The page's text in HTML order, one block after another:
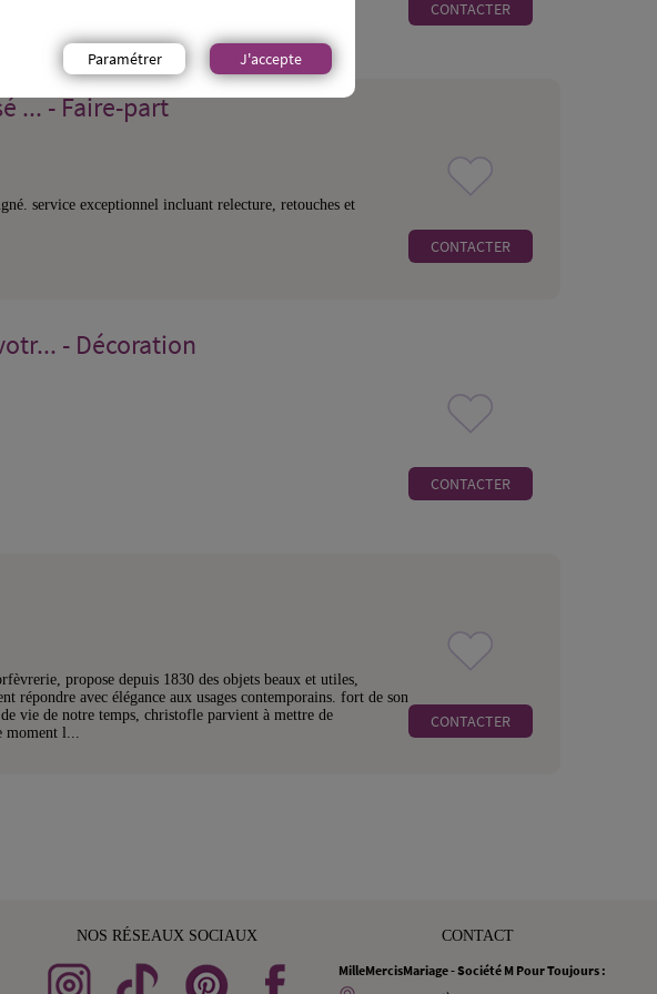
CONTACTER
... - Faire-part
service exceptionnel incluant relecture, retouches et
CONTACTER
- Décoration
CONTACTER
propose depuis 1830 des objets beaux et utiles,
répondre avec élégance aux usages contemporains. fort de son
vie de notre temps, christofle parvient à mettre de
moment l...
CONTACTER
NOS RÉSEAUX SOCIAUX CONTACT
MilleMercisMariage - Société M Pour Toujours :
Paramétrer J'accepte